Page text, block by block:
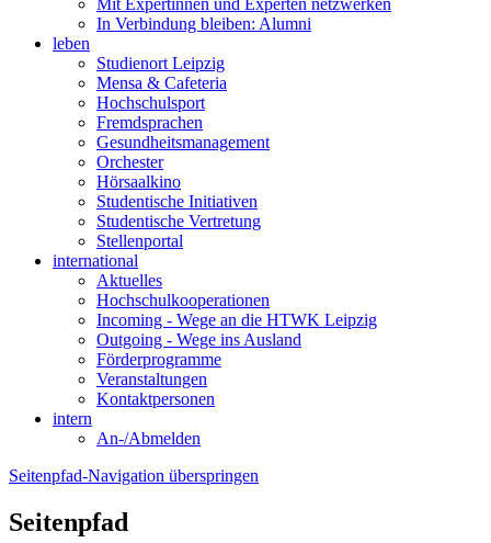
Mit Expertinnen und Experten netzwerken
In Verbindung bleiben: Alumni
leben
Studienort Leipzig
Mensa & Cafeteria
Hochschulsport
Fremdsprachen
Gesundheitsmanagement
Orchester
Hörsaalkino
Studentische Initiativen
Studentische Vertretung
Stellenportal
international
Aktuelles
Hochschulkooperationen
Incoming - Wege an die HTWK Leipzig
Outgoing - Wege ins Ausland
Förderprogramme
Veranstaltungen
Kontaktpersonen
intern
An-/Abmelden
Seitenpfad-Navigation überspringen
Seitenpfad